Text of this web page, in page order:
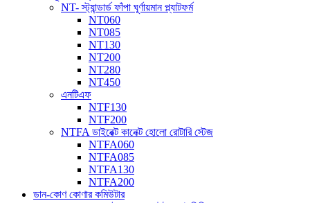
NT- স্ট্যান্ডার্ড ফাঁপা ঘূর্ণায়মান প্ল্যাটফর্ম
NT060
NT085
NT130
NT200
NT280
NT450
এনটিএফ
NTF130
NTF200
NTFA ডাইরেক্ট কানেক্ট হোলো রোটারি স্টেজ
NTFA060
NTFA085
NTFA130
NTFA200
ডান-কোণ কোণার কমিউটার